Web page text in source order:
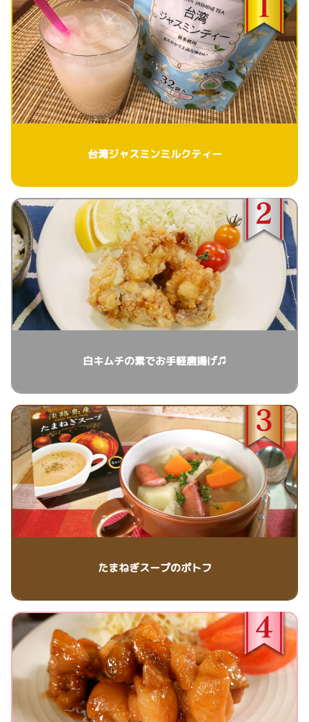
台湾ジャスミンミルクティー
白キムチの素でお手軽唐揚げ♫
たまねぎスープのポトフ